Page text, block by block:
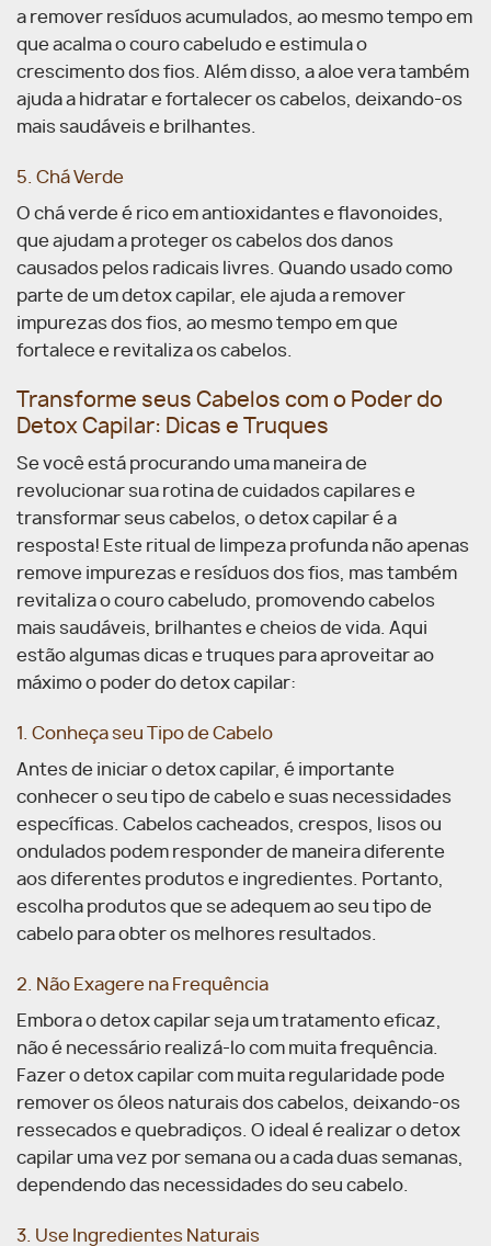
a remover resíduos acumulados, ao mesmo tempo em
que acalma o couro cabeludo e estimula o
crescimento dos fios. Além disso, a aloe vera também
ajuda a hidratar e fortalecer os cabelos, deixando-os
mais saudáveis e brilhantes.
5. Chá Verde
O chá verde é rico em antioxidantes e flavonoides,
que ajudam a proteger os cabelos dos danos
causados pelos radicais livres. Quando usado como
parte de um detox capilar, ele ajuda a remover
impurezas dos fios, ao mesmo tempo em que
fortalece e revitaliza os cabelos.
Transforme seus Cabelos com o Poder do
Detox Capilar: Dicas e Truques
Se você está procurando uma maneira de
revolucionar sua rotina de cuidados capilares e
transformar seus cabelos, o detox capilar é a
resposta! Este ritual de limpeza profunda não apenas
remove impurezas e resíduos dos fios, mas também
revitaliza o couro cabeludo, promovendo cabelos
mais saudáveis, brilhantes e cheios de vida. Aqui
estão algumas dicas e truques para aproveitar ao
máximo o poder do detox capilar:
1. Conheça seu Tipo de Cabelo
Antes de iniciar o detox capilar, é importante
conhecer o seu tipo de cabelo e suas necessidades
específicas. Cabelos cacheados, crespos, lisos ou
ondulados podem responder de maneira diferente
aos diferentes produtos e ingredientes. Portanto,
escolha produtos que se adequem ao seu tipo de
cabelo para obter os melhores resultados.
2. Não Exagere na Frequência
Embora o detox capilar seja um tratamento eficaz,
não é necessário realizá-lo com muita frequência.
Fazer o detox capilar com muita regularidade pode
remover os óleos naturais dos cabelos, deixando-os
ressecados e quebradiços. O ideal é realizar o detox
capilar uma vez por semana ou a cada duas semanas,
dependendo das necessidades do seu cabelo.
3. Use Ingredientes Naturais